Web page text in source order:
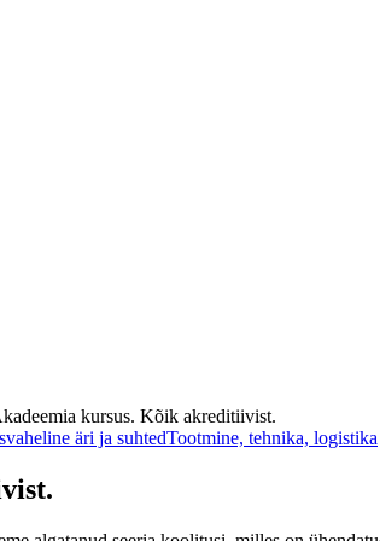
kursus. Kõik akreditiivist.
äri ja suhtedTootmine, tehnika, logistika